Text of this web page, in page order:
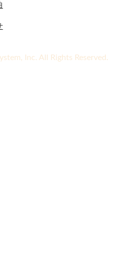
Inc. All Rights Reserved.